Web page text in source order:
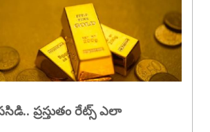
ప్రస్తుతం రేట్స్ ఎలా